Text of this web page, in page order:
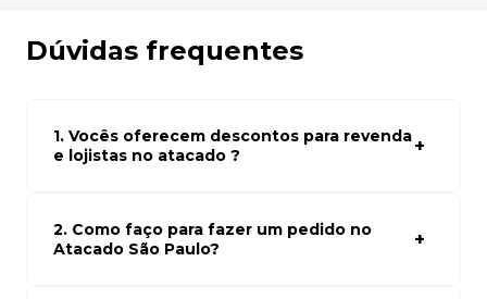
Dúvidas frequentes
1. Vocês oferecem descontos para revenda
e lojistas no atacado ?
atacado empresas e compre com os melhores preços
para seu modelo de negócio
2. Como faço para fazer um pedido no
Atacado São Paulo?